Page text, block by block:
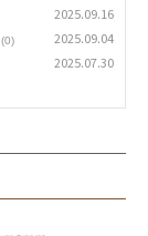
2025.09.16
(0) 2025.09.04
2025.07.30